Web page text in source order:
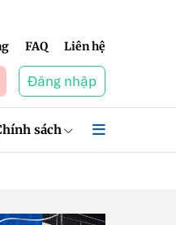
FAQ Liên hệ
Đăng nhập
sách